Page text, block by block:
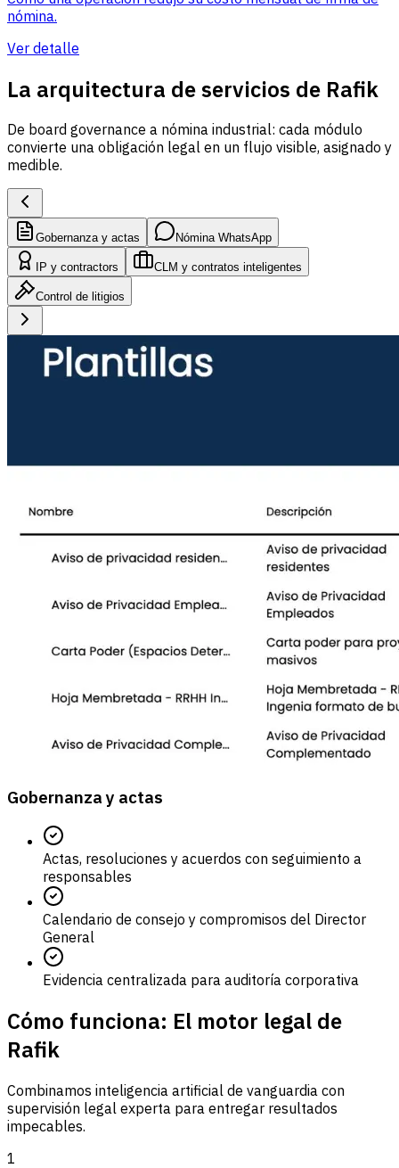
nómina.
Ver detalle
La arquitectura de servicios de Rafik
De board governance a nómina industrial: cada módulo
convierte una obligación legal en un flujo visible, asignado y
medible.
Gobernanza y actas Nómina WhatsApp
IP y contractors CLM y contratos inteligentes
Control de litigios
Gobernanza y actas
Actas, resoluciones y acuerdos con seguimiento a
responsables
Calendario de consejo y compromisos del Director
General
Evidencia centralizada para auditoría corporativa
Cómo funciona: El motor legal de
Rafik
Combinamos inteligencia artificial de vanguardia con
supervisión legal experta para entregar resultados
impecables.
1